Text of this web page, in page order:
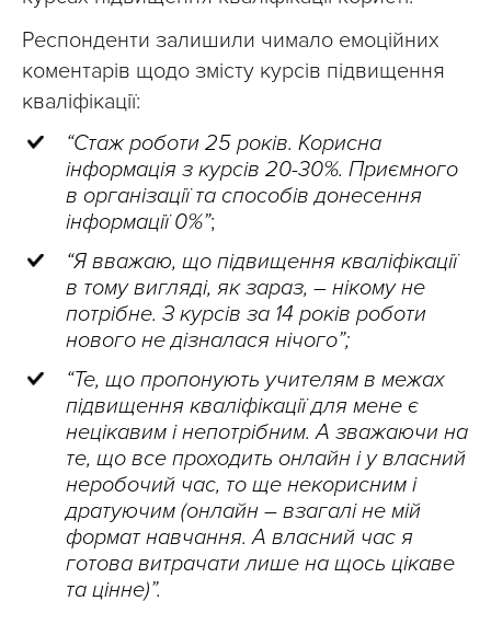
Респонденти залишили чимало емоційних
коментарів щодо змісту курсів підвищення
кваліфікації:
“Стаж роботи 25 років. Корисна
інформація з курсів 20-30%. Приємного
в організації та способів донесення
інформації 0%”;
“Я вважаю, що підвищення кваліфікації
в тому вигляді, як зараз, – нікому не
потрібне. З курсів за 14 років роботи
нового не дізналася нічого”;
“Те, що пропонують учителям в межах
підвищення кваліфікації для мене є
нецікавим і непотрібним. А зважаючи на
те, що все проходить онлайн і у власний
неробочий час, то ще некорисним і
дратуючим (онлайн – взагалі не мій
формат навчання. А власний час я
готова витрачати лише на щось цікаве
та цінне)”.